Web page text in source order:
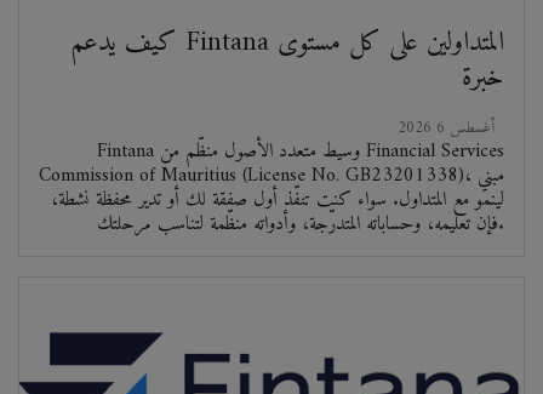
كيف يدعم Fintana المتداولين على كل مستوى
خبرة
Fintana وسيط متعدد الأصول منظّم من Financial Services
Commission of Mauritius (License No. GB23201338)، مبني
لينمو مع المتداول. سواء كنت تنفّذ أول صفقة لك أو تدير محفظة نشطة،
فإن تعليمه، وحساباته المتدرّجة، وأدواته منظّمة لتناسب مرحلتك.